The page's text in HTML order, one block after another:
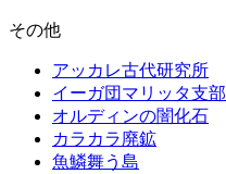
その他
アッカレ古代研究所
イーガ団マリッタ支部
オルディンの闇化石
カラカラ廃鉱
魚鱗舞う島